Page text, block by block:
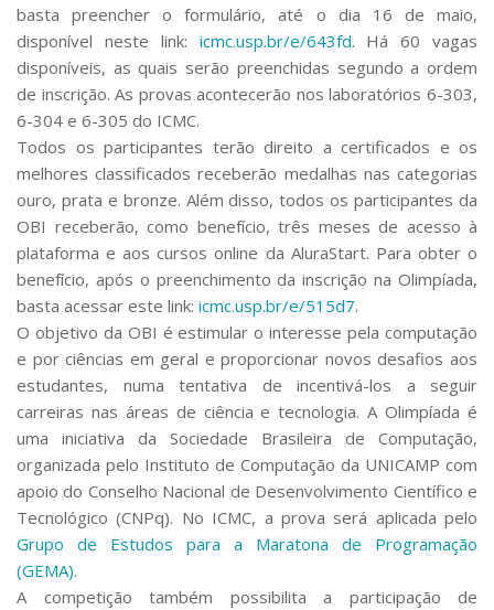
Outros serviços
Comunicação
Assessorias e Mídias
Aplicativos e Sites
Jornal da USP
Agenda de Eventos
Defesa de Teses
basta preencher o formulário, até o dia 16 de maio,
disponível neste link: icmc.usp.br/e/643fd. Há 60 vagas
disponíveis, as quais serão preenchidas segundo a ordem
de inscrição. As provas acontecerão nos laboratórios 6-303,
6-304 e 6-305 do ICMC.
Todos os participantes terão direito a certificados e os
melhores classificados receberão medalhas nas categorias
ouro, prata e bronze. Além disso, todos os participantes da
OBI receberão, como benefício, três meses de acesso à
plataforma e aos cursos online da AluraStart. Para obter o
benefício, após o preenchimento da inscrição na Olimpíada,
basta acessar este link: icmc.usp.br/e/515d7.
O objetivo da OBI é estimular o interesse pela computação
e por ciências em geral e proporcionar novos desafios aos
estudantes, numa tentativa de incentivá-los a seguir
carreiras nas áreas de ciência e tecnologia. A Olimpíada é
uma iniciativa da Sociedade Brasileira de Computação,
organizada pelo Instituto de Computação da UNICAMP com
apoio do Conselho Nacional de Desenvolvimento Científico e
Tecnológico (CNPq). No ICMC, a prova será aplicada pelo
Grupo de Estudos para a Maratona de Programação
(GEMA).
A competição também possibilita a participação de